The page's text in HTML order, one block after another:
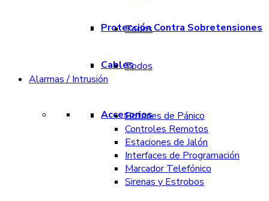
Protección Contra Sobretensiones
Todos
CablesTodos
Alarmas / Intrusión
Accesorios
Botones de Pánico
Controles Remotos
Estaciones de Jalón
Interfaces de Programación
Marcador Telefónico
Sirenas y Estrobos